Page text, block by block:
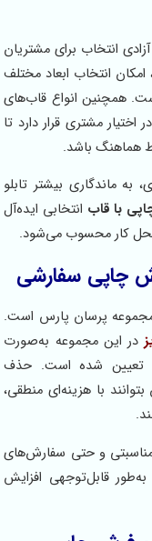
برای مشتریان
انتخاب ابعاد مختلف
انواع قاب‌های
مشتری قرار دارد تا
باشد.
بیشتر تابلو
قاب انتخابی ایده‌آل
محسوب می‌شود.
سفارشی
پرسان پارس است.
مجموعه به‌صورت
شده است. حذف
با هزینه‌ای منطقی،
و حتی سفارش‌های
افزایش